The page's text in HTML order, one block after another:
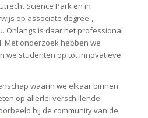
Science Park en in
op associate degree-,
Onlangs is daar het professional
Met onderzoek hebben we
we studenten op tot innovatieve
waarin we elkaar binnen
op allerlei verschillende
bij de community van de